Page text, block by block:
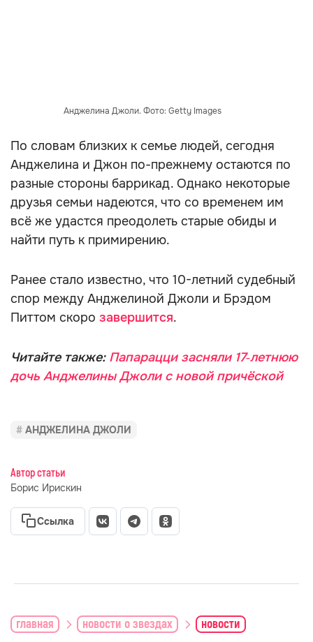
Анджелина Джоли. Фото: Getty Images
По словам близких к семье людей, сегодня
Анджелина и Джон по-прежнему остаются по
разные стороны баррикад. Однако некоторые
друзья семьи надеются, что со временем им
всё же удастся преодолеть старые обиды и
найти путь к примирению.
Ранее стало известно, что 10-летний судебный
спор между Анджелиной Джоли и Брэдом
Питтом скоро завершится.
Читайте также: Папарацци засняли 17‑летнюю
дочь Анджелины Джоли с новой причёской
АНДЖЕЛИНА ДЖОЛИ
Автор статьи
Борис Ирискин
Ссылка
главная новости о звездах новости